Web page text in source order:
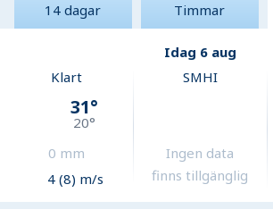
14 dagar Timmar
Idag 6 aug
Klart
31°
20°
0 mm
4 (8) m/s
SMHI
Ingen data
finns tillgänglig